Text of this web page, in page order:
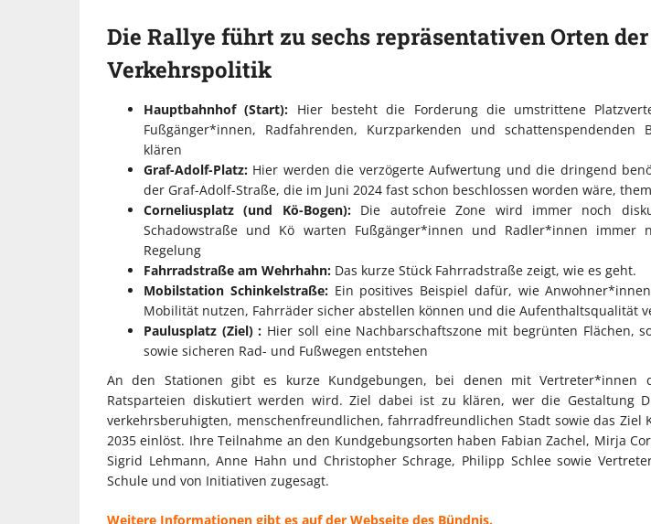
Die Rallye führt zu sechs repräsentativen Orten der
Verkehrspolitik
Hauptbahnhof (Start): Hier besteht die Forderung die umstrittene
Fußgänger*innen, Radfahrenden, Kurzparkenden und schattenspendenden
klären
Graf-Adolf-Platz: Hier werden die verzögerte Aufwertung und die dringend
der Graf-Adolf-Straße, die im Juni 2024 fast schon beschlossen worden wäre,
Corneliusplatz (und Kö-Bogen):Die autofreie Zone wird immer noch
Schadowstraße und Kö warten Fußgänger*innen und Radler*innen immer
Regelung
Fahrradstraße am Wehrhahn: Das kurze Stück Fahrradstraße zeigt, wie es geht.
Mobilstation Schinkelstraße:Ein positives Beispiel dafür, wie
Mobilität nutzen, Fahrräder sicher abstellen können und die Aufenthaltsqualität
Paulusplatz (Ziel) : Hier soll eine Nachbarschaftszone mit begrünten Flächen,
sowie sicheren Rad- und Fußwegen entstehen
An den Stationen gibt es kurze Kundgebungen, bei denen mit Vertreter*innen
Ratsparteien diskutiert werden wird. Ziel dabei ist zu klären, wer die Gestaltung
verkehrsberuhigten, menschenfreundlichen, fahrradfreundlichen Stadt sowie das Ziel
2035 einlöst. Ihre Teilnahme an den Kundgebungsorten haben Fabian Zachel, Mirja
Sigrid Lehmann, Anne Hahn und Christopher Schrage, Philipp Schlee sowie
Schule und von Initiativen zugesagt.
Weitere Informationen gibt es auf der Webseite des Bündnis.